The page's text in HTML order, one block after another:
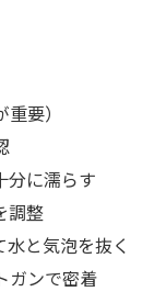
要）
分に濡らす
調整
と気泡を抜く
ガンで密着